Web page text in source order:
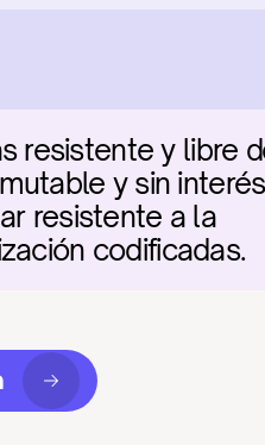
resistente y libre
y sin
resistente a la
codificadas.